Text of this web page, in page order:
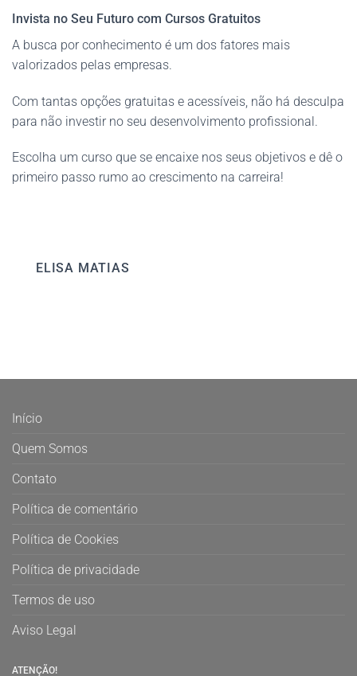
Invista no Seu Futuro com Cursos Gratuitos
A busca por conhecimento é um dos fatores mais
valorizados pelas empresas.
Com tantas opções gratuitas e acessíveis, não há desculpa
para não investir no seu desenvolvimento profissional.
Escolha um curso que se encaixe nos seus objetivos e dê o
primeiro passo rumo ao crescimento na carreira!
ELISA MATIAS
Início
Quem Somos
Contato
Política de comentário
Política de Cookies
Política de privacidade
Termos de uso
Aviso Legal
ATENÇÃO!